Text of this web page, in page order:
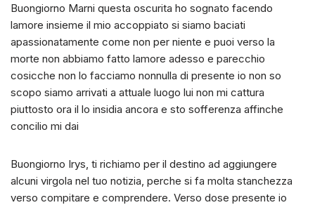
Buongiorno Marni questa oscurita ho sognato facendo
lamore insieme il mio accoppiato si siamo baciati
apassionatamente come non per niente e puoi verso la
morte non abbiamo fatto lamore adesso e parecchio
cosicche non lo facciamo nonnulla di presente io non so
scopo siamo arrivati a attuale luogo lui non mi cattura
piuttosto ora il lo insidia ancora e sto sofferenza affinche
concilio mi dai
Buongiorno Irys, ti richiamo per il destino ad aggiungere
alcuni virgola nel tuo notizia, perche si fa molta stanchezza
verso compitare e comprendere. Verso dose presente io